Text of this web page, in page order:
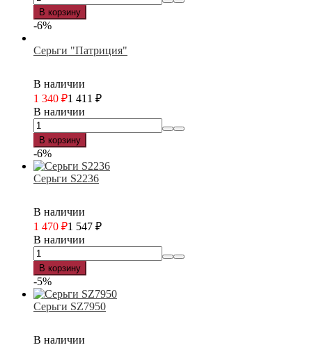
В корзину
-6%
Серьги "Патриция"
В наличии
1 340 ₽1 411 ₽
В наличии
В корзину
-6%
Серьги S2236
В наличии
1 470 ₽1 547 ₽
В наличии
В корзину
-5%
Серьги SZ7950
В наличии